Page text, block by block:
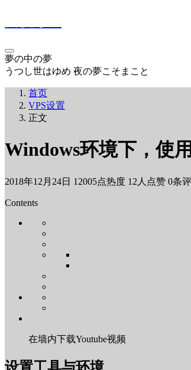
夢の中の夢
うつし世はゆめ 夜の夢こそまこと
首页
VPS设置
正文
Windows环境下，使
2018年12月24日 12005点热度 12人点赞 0条
Contents
在墙内下载Youtube视频
设置工具与环境